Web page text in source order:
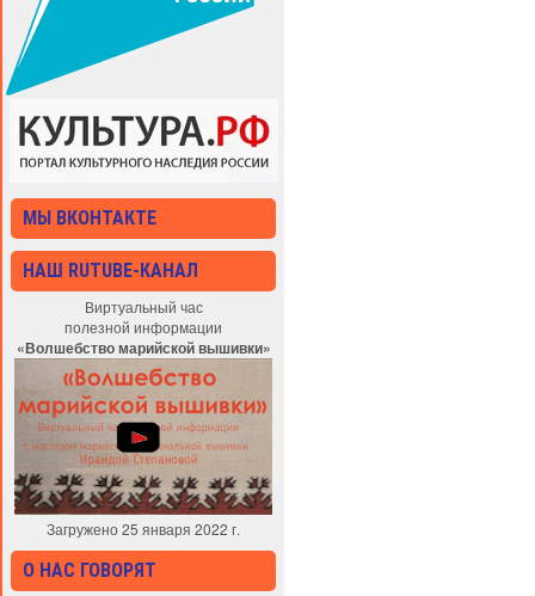
МЫ ВКОНТАКТЕ
НАШ RUTUBE-КАНАЛ
Виртуальный час
полезной информации
«Волшебство марийской вышивки»
Загружено 25 января 2022 г.
О НАС ГОВОРЯТ